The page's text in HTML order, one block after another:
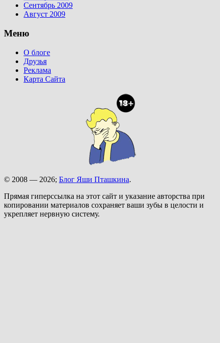
Сентябрь 2009
Август 2009
Меню
О блоге
Друзья
Реклама
Карта Сайта
© 2008 — 2026; Блог Яши Пташкина.
Прямая гиперссылка на этот сайт и указание авторства при
копировании материалов сохраняет ваши зубы в целости и
укрепляет нервную систему.